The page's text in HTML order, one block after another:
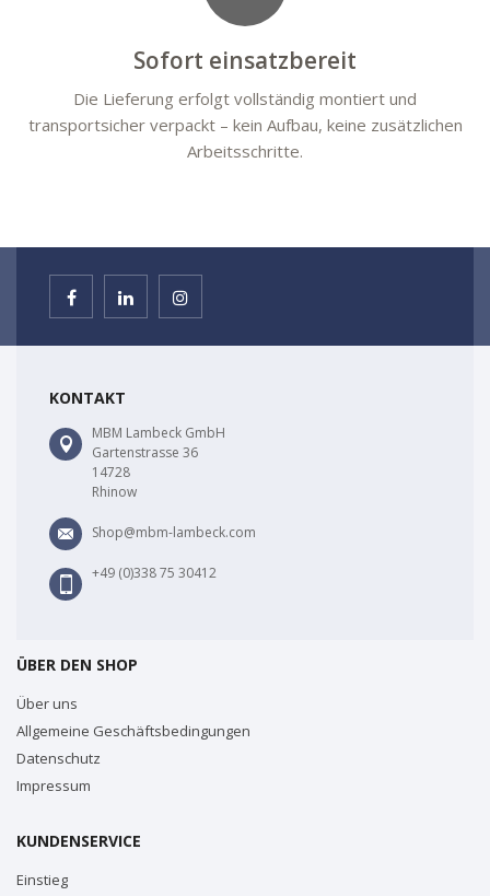
Sofort einsatzbereit
Die Lieferung erfolgt vollständig montiert und
transportsicher verpackt – kein Aufbau, keine zusätzlichen
Arbeitsschritte.
KONTAKT
MBM Lambeck GmbH
Gartenstrasse 36
14728
Rhinow
Shop@mbm-lambeck.com
+49 (0)338 75 30412
ÜBER DEN SHOP
Über uns
Allgemeine Geschäftsbedingungen
Datenschutz
Impressum
KUNDENSERVICE
Einstieg